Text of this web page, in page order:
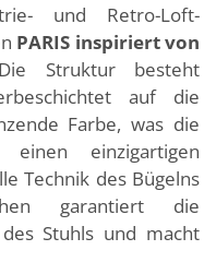
und Retro-Loft-
PARIS inspiriert von
Struktur besteht
auf die
Farbe, was die
einzigartigen
Technik des Bügelns
garantiert die
Stuhls und macht